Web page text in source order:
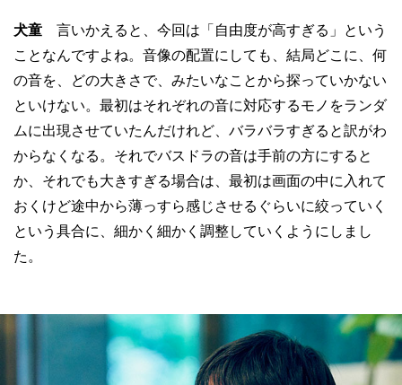
犬童 言いかえると、今回は「自由度が高すぎる」という
ことなんですよね。音像の配置にしても、結局どこに、何
の音を、どの大きさで、みたいなことから探っていかない
といけない。最初はそれぞれの音に対応するモノをランダ
ムに出現させていたんだけれど、バラバラすぎると訳がわ
からなくなる。それでバスドラの音は手前の方にすると
か、それでも大きすぎる場合は、最初は画面の中に入れて
おくけど途中から薄っすら感じさせるぐらいに絞っていく
という具合に、細かく細かく調整していくようにしまし
た。